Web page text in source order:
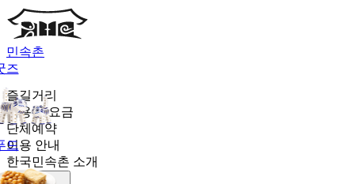
민속촌
즈
드
즐길거리
이용권·요금
단체예약
이용 안내
한국민속촌 소개